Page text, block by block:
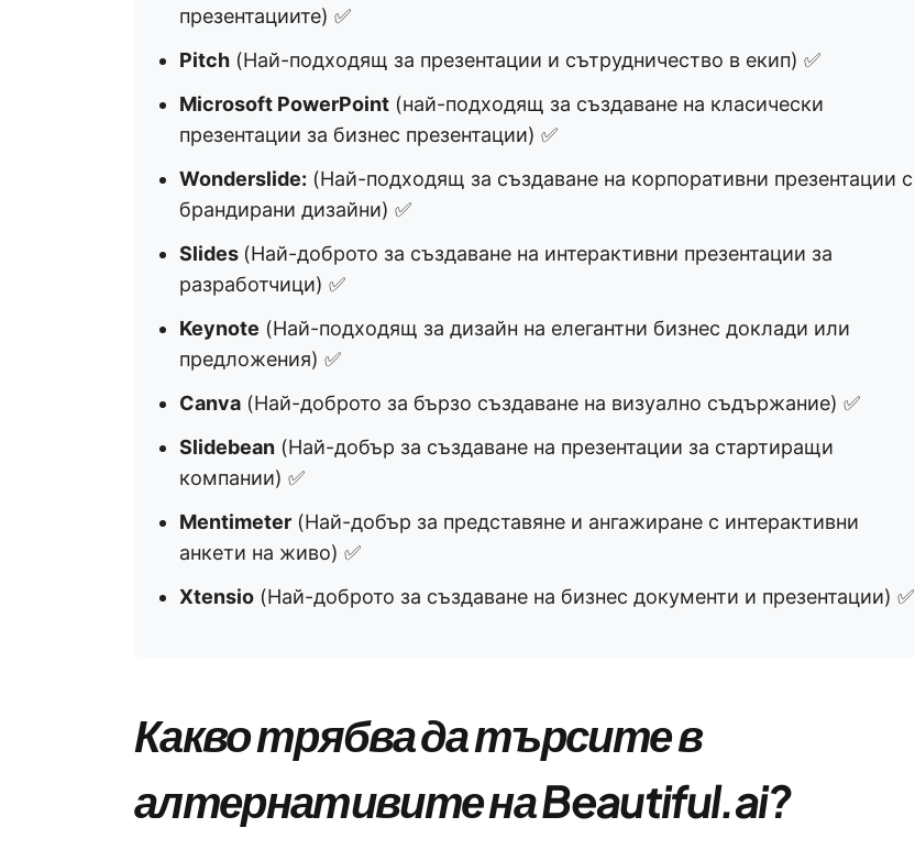
презентациите) ✅
Pitch (Най-подходящ за презентации и сътрудничество в екип) ✅
Microsoft PowerPoint (най-подходящ за създаване на класически
презентации за бизнес презентации) ✅
Wonderslide: (Най-подходящ за създаване на корпоративни презентации с
брандирани дизайни) ✅
Slides (Най-доброто за създаване на интерактивни презентации за
разработчици) ✅
Keynote (Най-подходящ за дизайн на елегантни бизнес доклади или
предложения) ✅
Canva (Най-доброто за бързо създаване на визуално съдържание) ✅
Slidebean (Най-добър за създаване на презентации за стартиращи
компании) ✅
Mentimeter (Най-добър за представяне и ангажиране с интерактивни
анкети на живо) ✅
Xtensio (Най-доброто за създаване на бизнес документи и презентации) ✅
Какво трябва да търсите в
алтернативите на Beautiful.ai?